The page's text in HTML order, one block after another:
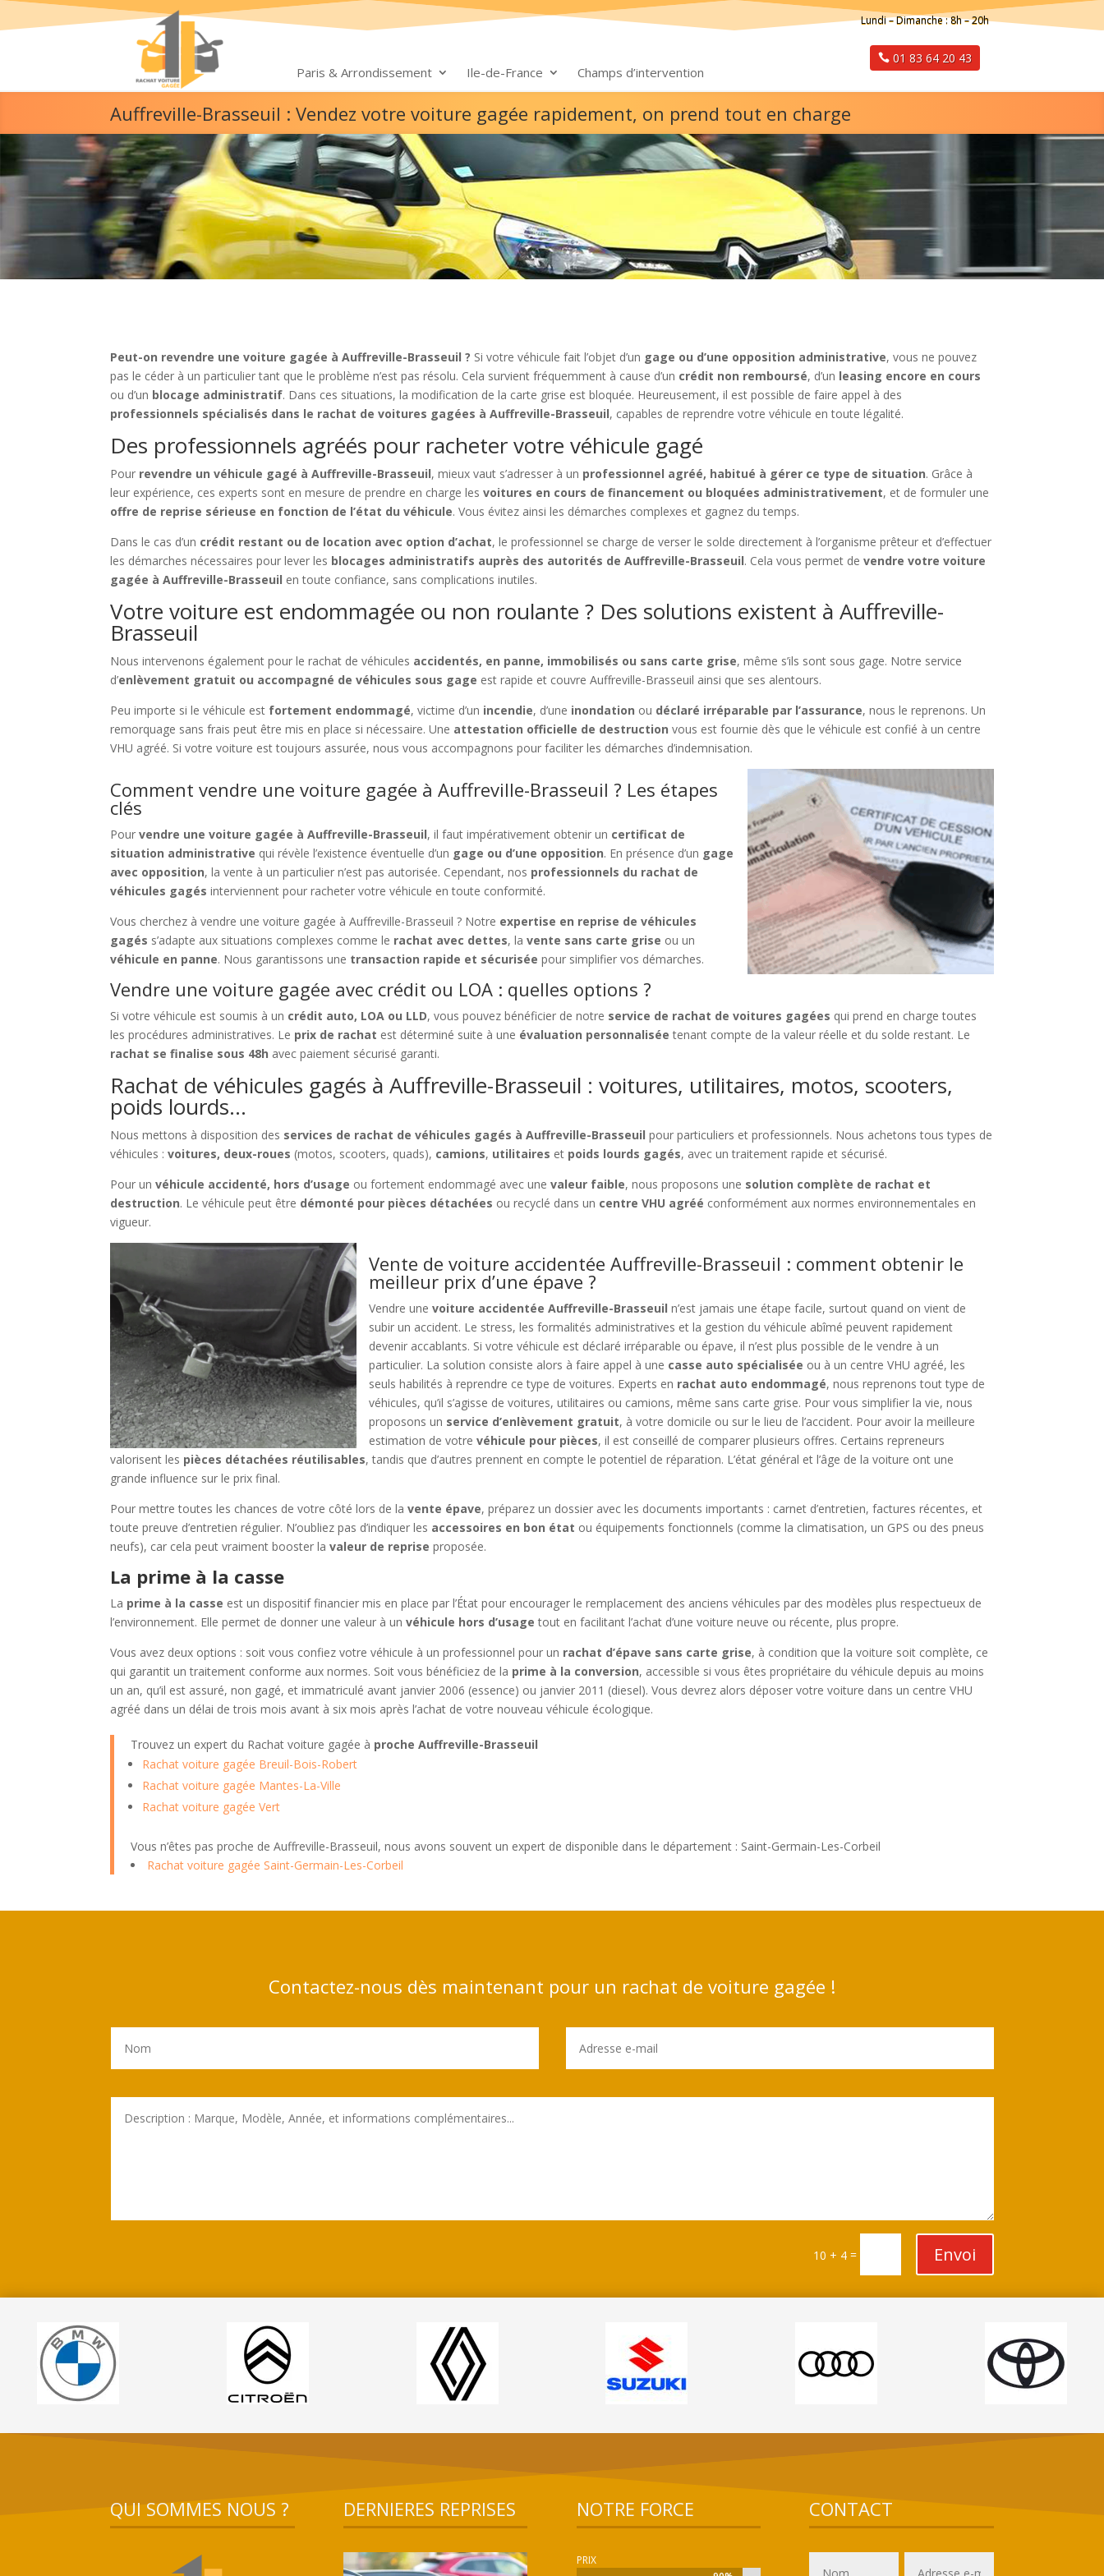
Paris & Arrondissement Ile-de-France Champs d’intervention
Lundi – Dimanche : 8h – 20h
01 83 64 20 43
Auffreville-Brasseuil : Vendez votre voiture gagée rapidement, on prend tout en charge
Peut-on revendre une voiture gagée à Auffreville-Brasseuil ? Si votre véhicule fait l’objet d’un gage ou d’une opposition administrative, vous ne pouvez
pas le céder à un particulier tant que le problème n’est pas résolu. Cela survient fréquemment à cause d’un crédit non remboursé, d’un leasing encore en cours
ou d’un blocage administratif. Dans ces situations, la modification de la carte grise est bloquée. Heureusement, il est possible de faire appel à des
professionnels spécialisés dans le rachat de voitures gagées à Auffreville-Brasseuil, capables de reprendre votre véhicule en toute légalité.
Des professionnels agréés pour racheter votre véhicule gagé
Pour revendre un véhicule gagé à Auffreville-Brasseuil, mieux vaut s’adresser à un professionnel agréé, habitué à gérer ce type de situation. Grâce à
leur expérience, ces experts sont en mesure de prendre en charge lesvoitures en cours de financement ou bloquées administrativement, et de formuler une
offre de reprise sérieuse en fonction de l’état du véhicule. Vous évitez ainsi les démarches complexes et gagnez du temps.
Dans le cas d’un crédit restant ou de location avec option d’achat, le professionnel se charge de verser le solde directement à l’organisme prêteur et d’effectuer
les démarches nécessaires pour lever les blocages administratifs auprès des autorités de Auffreville-Brasseuil. Cela vous permet devendre votre voiture
gagée à Auffreville-Brasseuil en toute confiance, sans complications inutiles.
Votre voiture est endommagée ou non roulante ? Des solutions existent à Auffreville-
Brasseuil
Nous intervenons également pour le rachat de véhicules accidentés, en panne, immobilisés ou sans carte grise, même s’ils sont sous gage. Notre service
d’enlèvement gratuit ou accompagné de véhicules sous gage est rapide et couvre Auffreville-Brasseuil ainsi que ses alentours.
Peu importe si le véhicule est fortement endommagé, victime d’un incendie, d’une inondation ou déclaré irréparable par l’assurance, nous le reprenons. Un
remorquage sans frais peut être mis en place si nécessaire. Une attestation officielle de destruction vous est fournie dès que le véhicule est confié à un centre
VHU agréé. Si votre voiture est toujours assurée, nous vous accompagnons pour faciliter les démarches d’indemnisation.
Comment vendre une voiture gagée à Auffreville-Brasseuil ? Les étapes
clés
Pourvendre une voiture gagée à Auffreville-Brasseuil, il faut impérativement obtenir un certificat de
situation administrative qui révèle l’existence éventuelle d’un gage ou d’une opposition. En présence d’un gage
avec opposition, la vente à un particulier n’est pas autorisée. Cependant, nos professionnels du rachat de
véhicules gagés interviennent pour racheter votre véhicule en toute conformité.
Vous cherchez à vendre une voiture gagée à Auffreville-Brasseuil ? Notre expertise en reprise de véhicules
gagés s’adapte aux situations complexes comme le rachat avec dettes, lavente sans carte grise ou un
véhicule en panne. Nous garantissons une transaction rapide et sécurisée pour simplifier vos démarches.
Vendre une voiture gagée avec crédit ou LOA : quelles options ?
Si votre véhicule est soumis à un crédit auto, LOA ou LLD, vous pouvez bénéficier de notre service de rachat de voitures gagées qui prend en charge toutes
les procédures administratives. Le prix de rachat est déterminé suite à une évaluation personnalisée tenant compte de la valeur réelle et du solde restant. Le
rachat se finalise sous 48h avec paiement sécurisé garanti.
Rachat de véhicules gagés à Auffreville-Brasseuil : voitures, utilitaires, motos, scooters,
poids lourds…
Nous mettons à disposition des services de rachat de véhicules gagés à Auffreville-Brasseuil pour particuliers et professionnels. Nous achetons tous types de
véhicules :voitures, deux-roues (motos, scooters, quads), camions, utilitaires et poids lourds gagés, avec un traitement rapide et sécurisé.
Pour unvéhicule accidenté, hors d’usage ou fortement endommagé avec unevaleur faible, nous proposons une solution complète de rachat et
destruction. Le véhicule peut être démonté pour pièces détachées ou recyclé dans un centre VHU agréé conformément aux normes environnementales en
vigueur.
Vente de voiture accidentée Auffreville-Brasseuil : comment obtenir le
meilleur prix d’une épave ?
Vendre unevoiture accidentée Auffreville-Brasseuil n’est jamais une étape facile, surtout quand on vient de
subir un accident. Le stress, les formalités administratives et la gestion du véhicule abîmé peuvent rapidement
devenir accablants. Si votre véhicule est déclaré irréparable ou épave, il n’est plus possible de le vendre à un
particulier. La solution consiste alors à faire appel à une casse auto spécialisée ou à un centre VHU agréé, les
seuls habilités à reprendre ce type de voitures. Experts en rachat auto endommagé, nous reprenons tout type de
véhicules, qu’il s’agisse de voitures, utilitaires ou camions, même sans carte grise. Pour vous simplifier la vie, nous
proposons un service d’enlèvement gratuit, à votre domicile ou sur le lieu de l’accident. Pour avoir la meilleure
estimation de votrevéhicule pour pièces, il est conseillé de comparer plusieurs offres. Certains repreneurs
valorisent les pièces détachées réutilisables, tandis que d’autres prennent en compte le potentiel de réparation. L’état général et l’âge de la voiture ont une
grande influence sur le prix final.
Pour mettre toutes les chances de votre côté lors de lavente épave, préparez un dossier avec les documents importants : carnet d’entretien, factures récentes, et
toute preuve d’entretien régulier. N’oubliez pas d’indiquer les accessoires en bon état ou équipements fonctionnels (comme la climatisation, un GPS ou des pneus
neufs), car cela peut vraiment booster lavaleur de reprise proposée.
La prime à la casse
La prime à la casse est un dispositif financier mis en place par l’État pour encourager le remplacement des anciens véhicules par des modèles plus respectueux de
l’environnement. Elle permet de donner une valeur à unvéhicule hors d’usage tout en facilitant l’achat d’une voiture neuve ou récente, plus propre.
Vous avez deux options : soit vous confiez votre véhicule à un professionnel pour un rachat d’épave sans carte grise, à condition que la voiture soit complète, ce
qui garantit un traitement conforme aux normes. Soit vous bénéficiez de la prime à la conversion, accessible si vous êtes propriétaire du véhicule depuis au moins
un an, qu’il est assuré, non gagé, et immatriculé avant janvier 2006 (essence) ou janvier 2011 (diesel). Vous devrez alors déposer votre voiture dans un centre VHU
agréé dans un délai de trois mois avant à six mois après l’achat de votre nouveau véhicule écologique.
Trouvez un expert du Rachat voiture gagée à proche Auffreville-Brasseuil
Rachat voiture gagée Breuil-Bois-Robert
Rachat voiture gagée Mantes-La-Ville
Rachat voiture gagée Vert
Vous n’êtes pas proche de Auffreville-Brasseuil, nous avons souvent un expert de disponible dans le département : Saint-Germain-Les-Corbeil
Rachat voiture gagée Saint-Germain-Les-Corbeil
Contactez-nous dès maintenant pour un rachat de voiture gagée !
10 + 4= Envoi
QUI SOMMES NOUS ? DERNIERES REPRISES NOTRE FORCE
PRIX
CONTACT